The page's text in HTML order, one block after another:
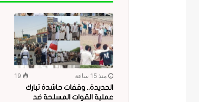
منذ 15 ساعة
19
الحديدة.. وقفات حاشدة تبارك
عملية القوات المسلحة ضد